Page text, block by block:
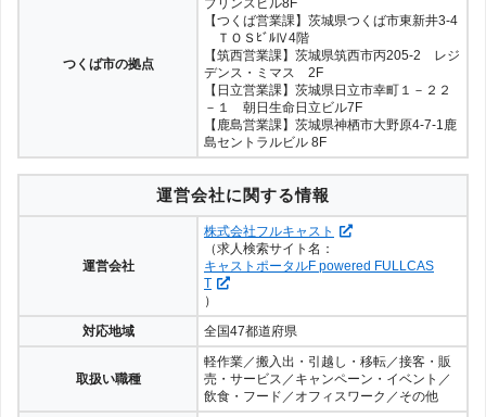
つくば市の拠点
【つくば営業課】茨城県つくば市東新井3-4
ＴＯＳﾋﾞﾙⅣ4階
【筑西営業課】茨城県筑西市丙205-2 レジ
デンス・ミマス 2F
【日立営業課】茨城県日立市幸町１－２２
－１ 朝日生命日立ビル7F
【鹿島営業課】茨城県神栖市大野原4-7-1鹿
島セントラルビル 8F
運営会社に関する情報
運営会社
株式会社フルキャスト
（求人検索サイト名：
キャストポータルF powered FULLCAS
T
）
対応地域
全国47都道府県
取扱い職種
軽作業／搬入出・引越し・移転／接客・販
売・サービス／キャンペーン・イベント／
飲食・フード／オフィスワーク／その他